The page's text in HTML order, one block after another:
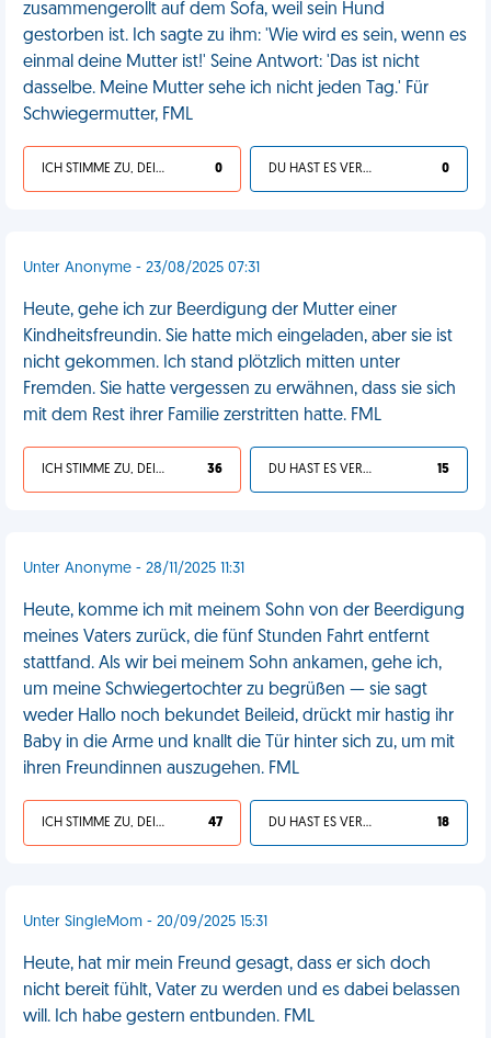
zusammengerollt auf dem Sofa, weil sein Hund
gestorben ist. Ich sagte zu ihm: 'Wie wird es sein, wenn es
einmal deine Mutter ist!' Seine Antwort: 'Das ist nicht
dasselbe. Meine Mutter sehe ich nicht jeden Tag.' Für
Schwiegermutter, FML
ICH STIMME ZU, DEIN LEBEN IST SCHEISSE 0 DU HAST ES VERDIENT 0
Unter Anonyme - 23/08/2025 07:31
Heute, gehe ich zur Beerdigung der Mutter einer
Kindheitsfreundin. Sie hatte mich eingeladen, aber sie ist
nicht gekommen. Ich stand plötzlich mitten unter
Fremden. Sie hatte vergessen zu erwähnen, dass sie sich
mit dem Rest ihrer Familie zerstritten hatte. FML
ICH STIMME ZU, DEIN LEBEN IST SCHEISSE 36 DU HAST ES VERDIENT 15
Unter Anonyme - 28/11/2025 11:31
Heute, komme ich mit meinem Sohn von der Beerdigung
meines Vaters zurück, die fünf Stunden Fahrt entfernt
stattfand. Als wir bei meinem Sohn ankamen, gehe ich,
um meine Schwiegertochter zu begrüßen — sie sagt
weder Hallo noch bekundet Beileid, drückt mir hastig ihr
Baby in die Arme und knallt die Tür hinter sich zu, um mit
ihren Freundinnen auszugehen. FML
ICH STIMME ZU, DEIN LEBEN IST SCHEISSE 47 DU HAST ES VERDIENT 18
Unter SingleMom - 20/09/2025 15:31
Heute, hat mir mein Freund gesagt, dass er sich doch
nicht bereit fühlt, Vater zu werden und es dabei belassen
will. Ich habe gestern entbunden. FML